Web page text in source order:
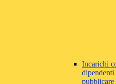
Incarichi